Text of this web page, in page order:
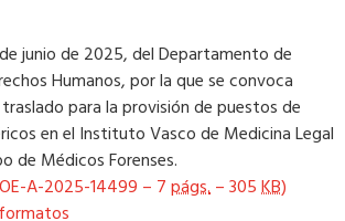
junio de 2025, del Departamento de
Humanos, por la que se convoca
para la provisión de puestos de
en el Instituto Vasco de Medicina Legal
de Médicos Forenses.
A-2025-14499 – 7págs.– 305KB)